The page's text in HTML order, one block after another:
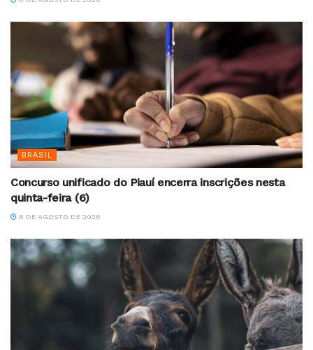
BRASIL
Concurso unificado do Piauí encerra inscrições nesta
quinta-feira (6)
6 DE AGOSTO DE 2026